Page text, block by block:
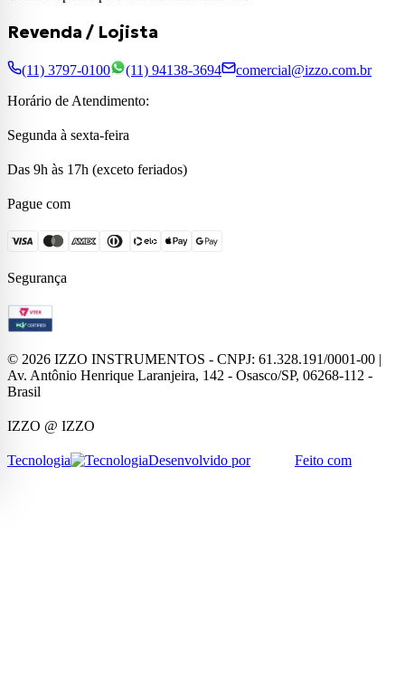
Revenda / Lojista
(11) 3797-0100 (11) 94138-3694
comercial@izzo.com.br
Horário de Atendimento:
Segunda à sexta-feira
Das 9h às 17h (exceto feriados)
Pague com
Segurança
© 2026 IZZO INSTRUMENTOS - CNPJ: 61.328.191/0001-00 |
Av. Antônio Henrique Laranjeira, 142 - Osasco/SP, 06268-112 -
Brasil
IZZO @ IZZO
Tecnologia Desenvolvido por Feito com